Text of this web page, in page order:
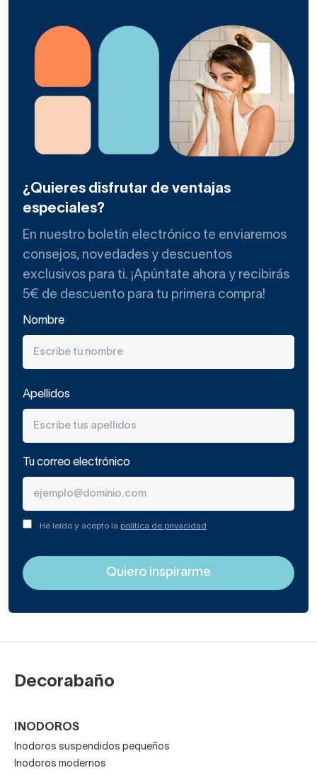
¿Quieres disfrutar de ventajas
especiales?
En nuestro boletín electrónico te enviaremos
consejos, novedades y descuentos
exclusivos para ti. ¡Apúntate ahora y recibirás
5€ de descuento para tu primera compra!
Nombre
Apellidos
Tu correo electrónico
He leído y acepto la política de privacidad
Decorabaño
INODOROS
Inodoros suspendidos pequeños
Inodoros modernos